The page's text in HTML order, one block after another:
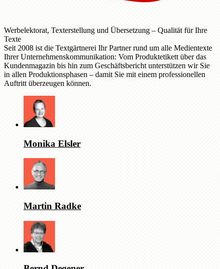
Werbelektorat, Texterstellung und Übersetzung – Qualität für Ihre
Texte
Seit 2008 ist die Textgärtnerei Ihr Partner rund um alle Medientexte
Ihrer Unternehmenskommunikation: Vom Produktetikett über das
Kundenmagazin bis hin zum Geschäftsbericht unterstützen wir Sie
in allen Produktionsphasen – damit Sie mit einem professionellen
Auftritt überzeugen können.
Monika Elsler
Martin Radke